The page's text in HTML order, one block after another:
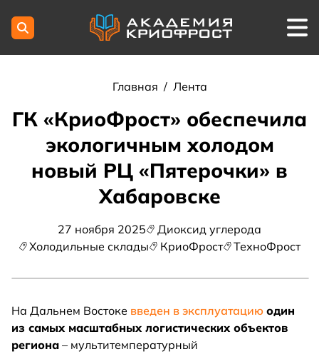
Главная / Лента
ГК «КриоФрост» обеспечила
экологичным холодом
новый РЦ «Пятерочки» в
Хабаровске
27 ноября 2025
Диоксид углерода
Холодильные склады
КриоФрост ТехноФрост
На Дальнем Востоке введен в эксплуатацию один
из самых масштабных логистических объектов
региона – мультитемпературный